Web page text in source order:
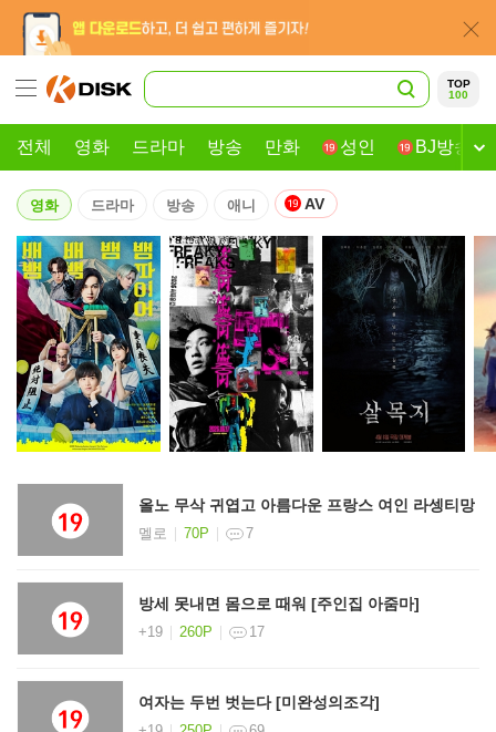
TOP
100
전체 영화 드라마 방송 만화 성인 BJ방송
영화 드라마 방송 애니 AV
올노 무삭 귀엽고 아름다운 프랑스 여인 라셍티망
멜로 70P 7
방세 못내면 몸으로 때워 [주인집 아줌마]
+19 260P 17
여자는 두번 벗는다 [미완성의조각]